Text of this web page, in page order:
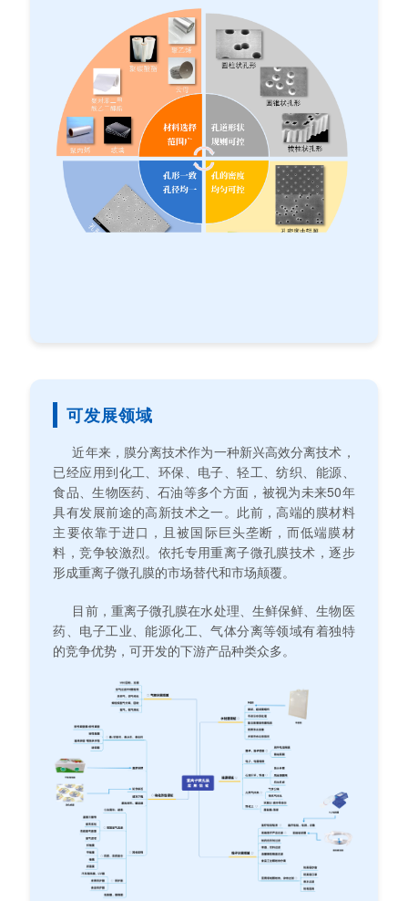
可发展领域
近年来，膜分离技术作为一种新兴高效分离技术，
已经应用到化工、环保、电子、轻工、纺织、能源、
食品、生物医药、石油等多个方面，被视为未来50年
具有发展前途的高新技术之一。此前，高端的膜材料
主要依靠于进口，且被国际巨头垄断，而低端膜材
料，竞争较激烈。依托专用重离子微孔膜技术，逐步
形成重离子微孔膜的市场替代和市场颠覆。
目前，重离子微孔膜在水处理、生鲜保鲜、生物医
药、电子工业、能源化工、气体分离等领域有着独特
的竞争优势，可开发的下游产品种类众多。